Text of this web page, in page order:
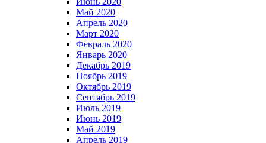
Май 2020
Апрель 2020
Март 2020
Февраль 2020
Январь 2020
Декабрь 2019
Ноябрь 2019
Октябрь 2019
Сентябрь 2019
Июль 2019
Июнь 2019
Май 2019
Апрель 2019